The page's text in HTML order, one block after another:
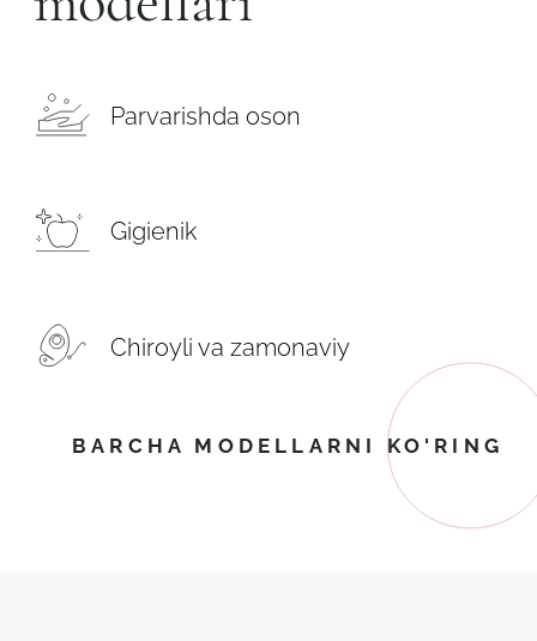
Parvarishda oson
Gigienik
Chiroyli va zamonaviy
BARCHA MODELLARNI KO'RING